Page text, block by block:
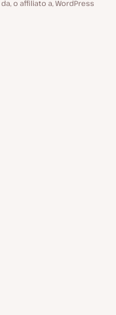
o affiliato a, WordPress